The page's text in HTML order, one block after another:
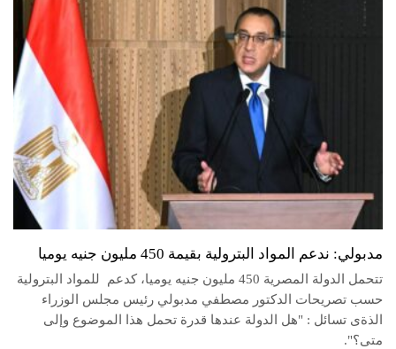
مدبولي: ندعم المواد البترولية بقيمة 450 مليون جنيه يوميا
تتحمل الدولة المصرية 450 مليون جنيه يوميا، كدعم للمواد البترولية
حسب تصريحات الدكتور مصطفي مدبولي رئيس مجلس الوزراء
الذةى تسائل : "هل الدولة عندها قدرة تحمل هذا الموضوع وإلى
متى؟".